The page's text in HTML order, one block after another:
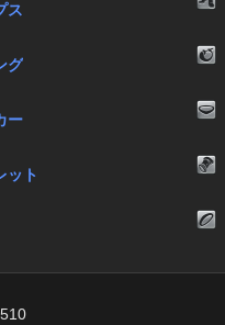
ス
グ
ー
ット
510